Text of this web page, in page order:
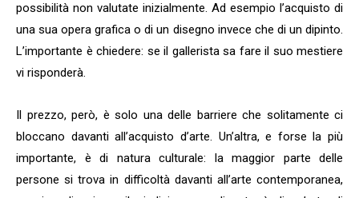
possibilità non valutate inizialmente. Ad esempio l’acquisto di
una sua opera grafica o di un disegno invece che di un dipinto.
L’importante è chiedere: se il gallerista sa fare il suo mestiere
vi risponderà.
Il prezzo, però, è solo una delle barriere che solitamente ci
bloccano davanti all’acquisto d’arte. Un’altra, e forse la più
importante, è di natura culturale: la maggior parte delle
persone si trova in difficoltà davanti all’arte contemporanea,